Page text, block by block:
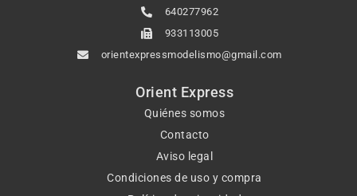
640277962
933113005
orientexpressmodelismo@gmail.com
Orient Express
Quiénes somos
Contacto
Aviso legal
Condiciones de uso y compra